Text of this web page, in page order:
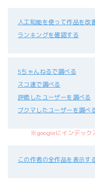
人工知能を使って作品を改
ランキングを確認する
5ちゃんねるで調べる
スコ速で調べる
評価したユーザーを調べる
ブクマしたユーザーを調べ
※googleにインデック
この作者の全作品を表示す